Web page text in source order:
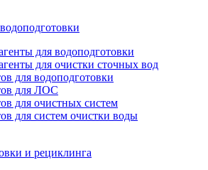
для водоподготовки
для очистки сточных вод
для водоподготовки
для ЛОС
для очистных систем
для систем очистки воды
и рециклинга